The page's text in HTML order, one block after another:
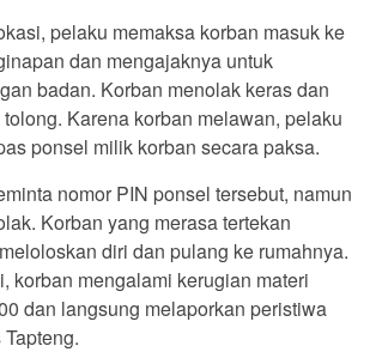
pelaku memaksa korban masuk ke
dan mengajaknya untuk
badan. Korban menolak keras dan
Karena korban melawan, pelaku
ponsel milik korban secara paksa.
nomor PIN ponsel tersebut, namun
Korban yang merasa tertekan
diri dan pulang ke rumahnya.
korban mengalami kerugian materi
dan langsung melaporkan peristiwa